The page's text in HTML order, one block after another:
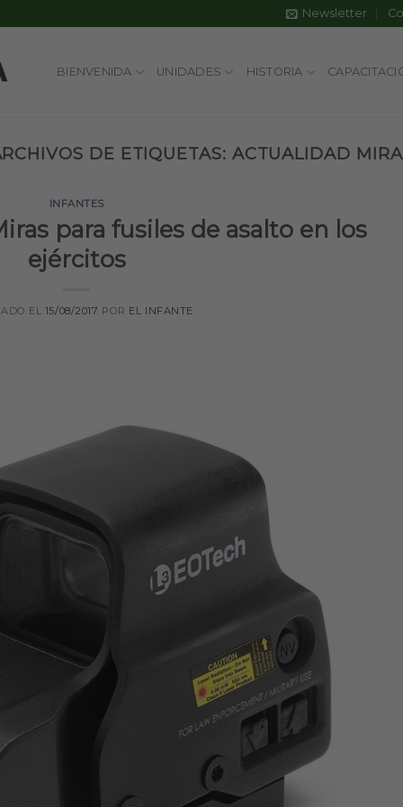
Newsletter
BIENVENIDA UNIDADES HISTORIA
DE ETIQUETAS: ACTUALIDAD
INFANTES
para fusiles de asalto en los
ejércitos
EL 15/08/2017 POR EL INFANTE